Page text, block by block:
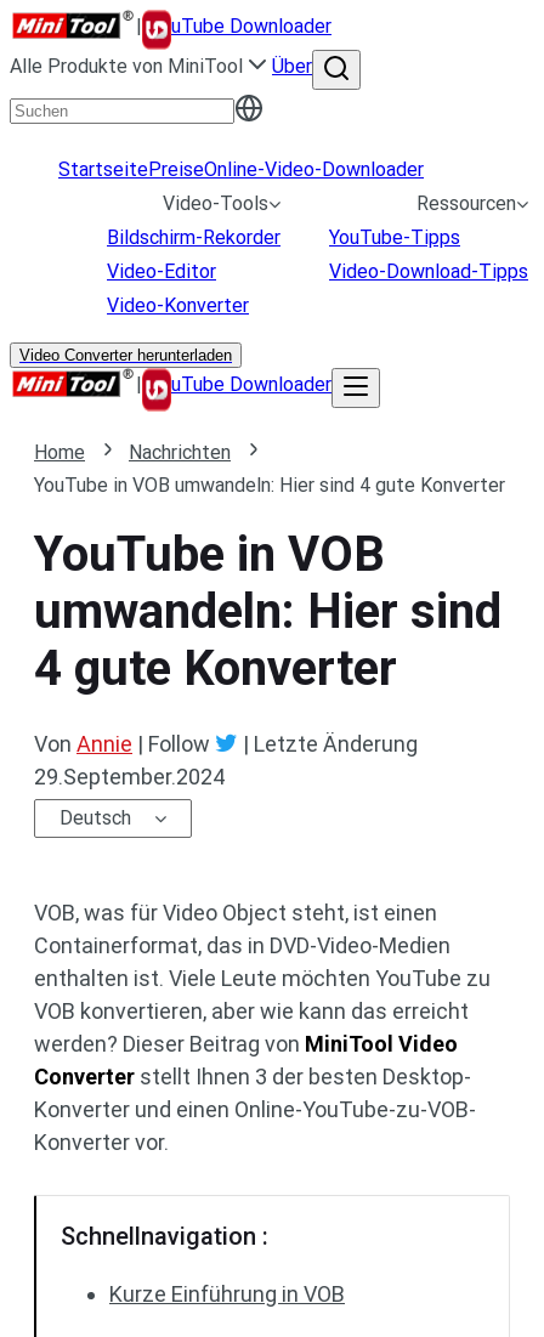
|
uTube Downloader
Alle Produkte von MiniTool
Über
StartseitePreiseOnline-Video-Downloader
Video-Tools
Bildschirm-Rekorder
Video-Editor
Video-Konverter
Ressourcen
YouTube-Tipps
Video-Download-Tipps
Video Converter herunterladen
| uTube Downloader
Home
Nachrichten
YouTube in VOB umwandeln: Hier sind 4 gute Konverter
YouTube in VOB
umwandeln: Hier sind
4 gute Konverter
Von Annie | Follow | Letzte Änderung
29.September.2024
Deutsch
VOB, was für Video Object steht, ist einen
Containerformat, das in DVD-Video-Medien
enthalten ist. Viele Leute möchten YouTube zu
VOB konvertieren, aber wie kann das erreicht
werden? Dieser Beitrag von MiniTool Video
Converter stellt Ihnen 3 der besten Desktop-
Konverter und einen Online-YouTube-zu-VOB-
Konverter vor.
Schnellnavigation :
Kurze Einführung in VOB